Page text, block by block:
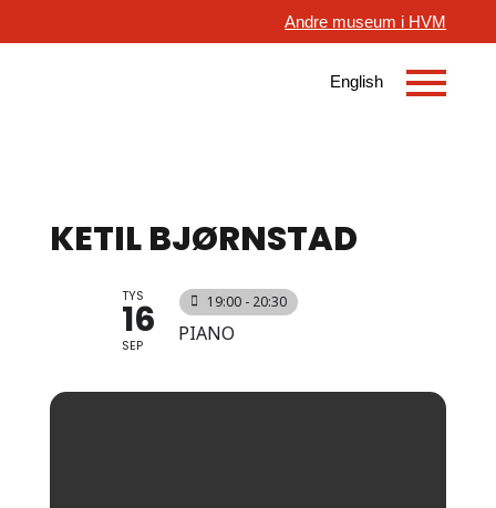
Andre museum i HVM
KETIL BJØRNSTAD
TYS
16
SEP
19:00 - 20:30
PIANO